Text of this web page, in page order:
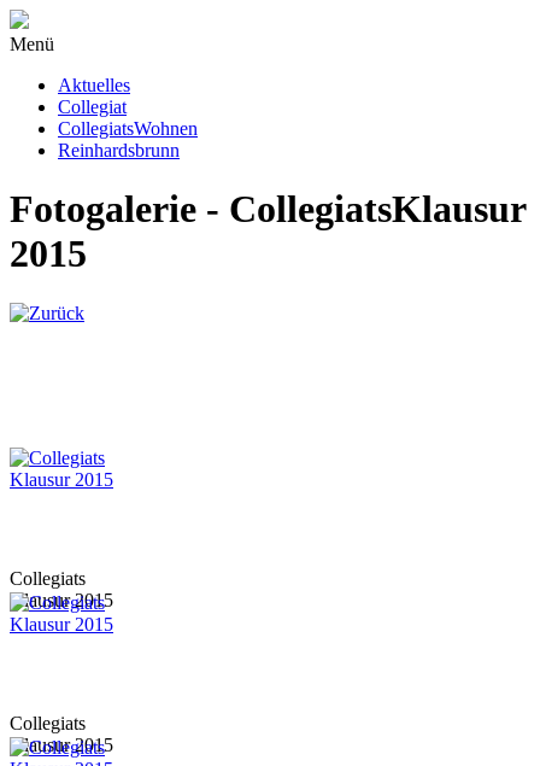
Menü
Aktuelles
Collegiat
CollegiatsWohnen
Reinhardsbrunn
Fotogalerie - CollegiatsKlausur
2015
Collegiats
Klausur 2015
Collegiats
Klausur 2015